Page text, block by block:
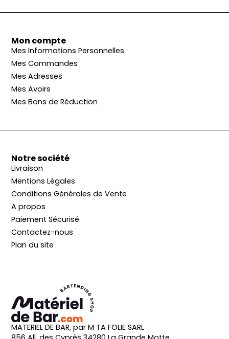
MATERIEL DE BAR, par M TA FOLIE SARL
Notre société
Livraison
Mentions Légales
Conditions Générales de Vente
A propos
Paiement Sécurisé
Contactez-nous
Plan du site
Mon compte
Mes Informations Personnelles
Mes Commandes
Mes Adresses
Mes Avoirs
Mes Bons de Réduction